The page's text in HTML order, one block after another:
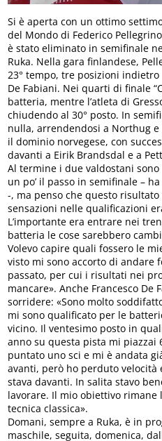
Si è aperta con un ottimo
del Mondo di Federico
è stato eliminato in semifinale
Ruka. Nella gara finlandese,
23° tempo, tre posizioni indietro
De Fabiani. Nei quarti di finale
batteria, mentre l’atleta di
chiudendo al 30° posto. In
nulla, arrendendosi a Northug
il dominio norvegese, con
davanti a Eirik Brandsdal e a
Al termine i due valdostani
un po’ il passo in semifinale –
-, ma penso che questo
sensazioni nelle qualificazioni
L’importante era entrare nei
batteria le cose sarebbero
Volevo capire quali fossero le
visto mi sono accorto di andare
passato, per cui i risultati nei
mancare». Anche Francesco
sorridere: «Sono molto
mi sono qualificato per le
vicino. Il ventesimo posto in
anno su questa pista mi
puntato uno sci e mi è andata
avanti, però ho perduto velocità
stava davanti. In salita stavo
lavorare. Il mio obiettivo rimane
tecnica classica».
Domani, sempre a Ruka, è in
maschile, seguita, domenica,